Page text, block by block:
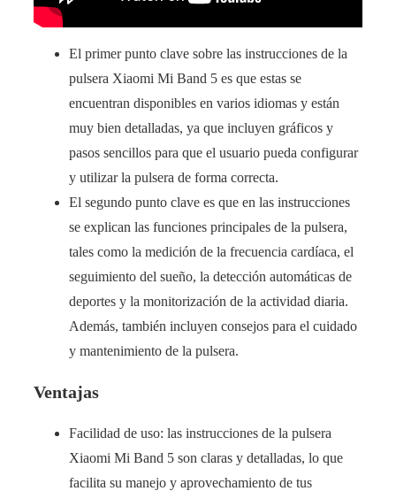
El primer punto clave sobre las instrucciones de la
pulsera Xiaomi Mi Band 5 es que estas se
encuentran disponibles en varios idiomas y están
muy bien detalladas, ya que incluyen gráficos y
pasos sencillos para que el usuario pueda configurar
y utilizar la pulsera de forma correcta.
El segundo punto clave es que en las instrucciones
se explican las funciones principales de la pulsera,
tales como la medición de la frecuencia cardíaca, el
seguimiento del sueño, la detección automáticas de
deportes y la monitorización de la actividad diaria.
Además, también incluyen consejos para el cuidado
y mantenimiento de la pulsera.
Ventajas
Facilidad de uso: las instrucciones de la pulsera
Xiaomi Mi Band 5 son claras y detalladas, lo que
facilita su manejo y aprovechamiento de tus